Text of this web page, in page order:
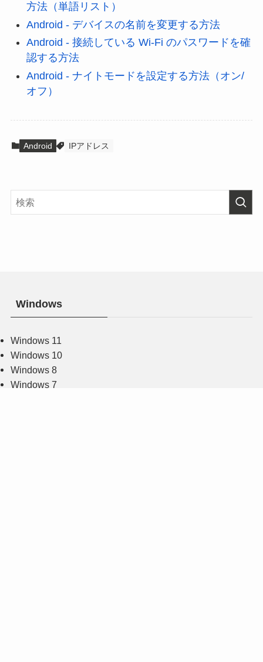
方法（単語リスト）
Android - デバイスの名前を変更する方法
Android - 接続している Wi-Fi のパスワードを確
認する方法
Android - ナイトモードを設定する方法（オン/
オフ）
Android IPアドレス
Windows
Windows 11
Windows 10
Windows 8
Windows 7